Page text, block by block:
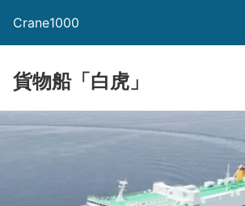
Crane1000
貨物船「白虎」